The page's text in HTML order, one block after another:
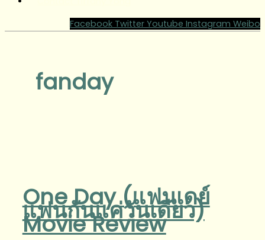
Facebook Twitter Youtube Instagram Weibo
fanday
One Day (แฟนเดย์
แฟนกันแค่วันเดียว)
Movie Review